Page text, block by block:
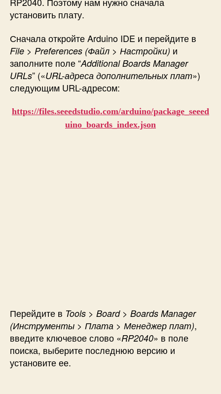
установить плату.
Сначала откройте Arduino IDE и перейдите в
File > Preferences (Файл > Настройки) и
заполните поле “Additional Boards Manager
URLs” («URL-адреса дополнительных плат»)
следующим URL-адресом:
https://files.seeedstudio.com/arduino/package_seeed
uino_boards_index.json
Перейдите в Tools > Board > Boards Manager
(Инструменты > Плата > Менеджер плат),
введите ключевое слово «RP2040» в поле
поиска, выберите последнюю версию и
установите ее.